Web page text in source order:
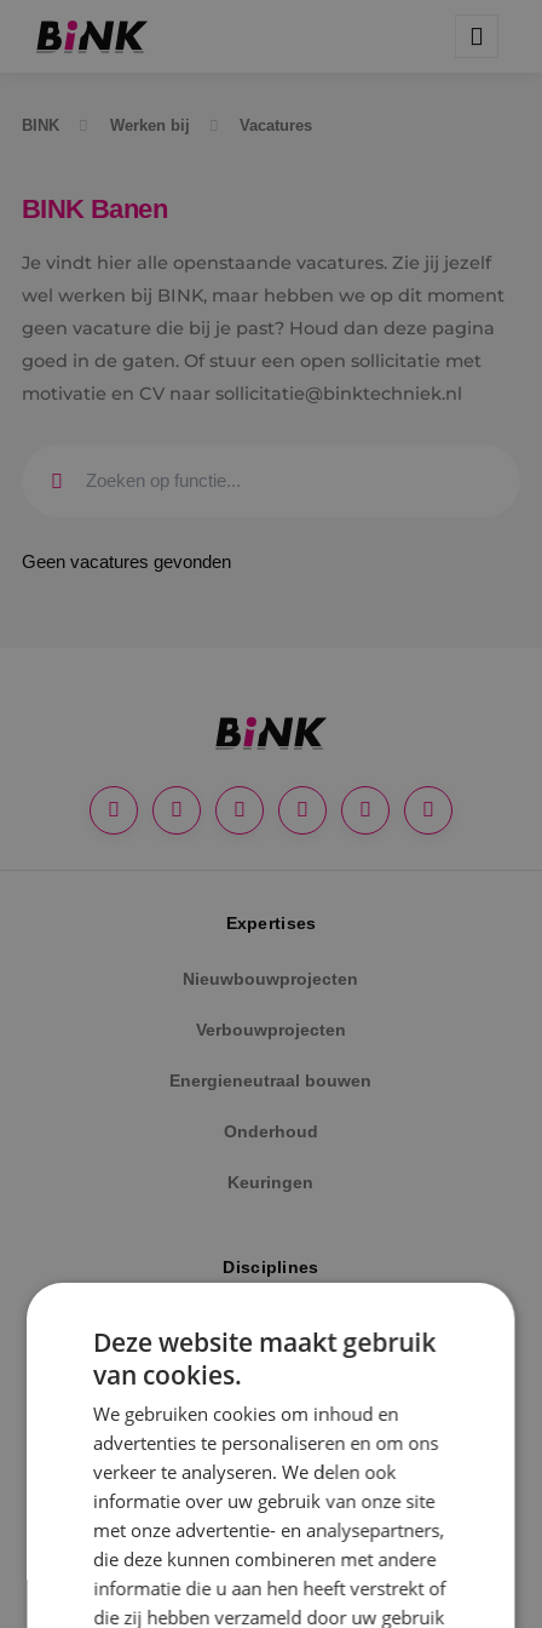
BINK Werken bij Vacatures
Kaatsheuvel
Sprundel
Specialisme
Beveiligingstechniek
Elektrotechniek
Energietechniek
BINK Banen
Je vindt hier alle openstaande vacatures. Zie jij jezelf
wel werken bij BINK, maar hebben we op dit moment
geen vacature die bij je past? Houd dan deze pagina
goed in de gaten. Of stuur een open sollicitatie met
motivatie en CV naar sollicitatie@binktechniek.nl
Geen vacatures gevonden
Expertises
Nieuwbouwprojecten
Verbouwprojecten
Energieneutraal bouwen
Onderhoud
Keuringen
Disciplines
Werktuigbouwkunde
Energietechniek
Beveiligingstechniek
Uitgelicht
Klimaatinstallaties
Deze website maakt gebruik
van cookies.
We gebruiken cookies om inhoud en
advertenties te personaliseren en om ons
verkeer te analyseren. We delen ook
informatie over uw gebruik van onze site
met onze advertentie- en analysepartners,
die deze kunnen combineren met andere
informatie die u aan hen heeft verstrekt of
die zij hebben verzameld door uw gebruik